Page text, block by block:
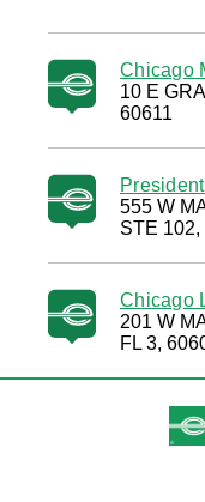
Chicago
10 E
60611
555 W
STE 102,
Chicago
201 W
FL 3,